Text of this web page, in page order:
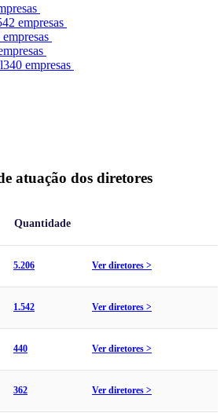
empresas
340 empresas
atuação dos diretores
Quantidade
5.206 Ver diretores >
1.542 Ver diretores >
440 Ver diretores >
362 Ver diretores >